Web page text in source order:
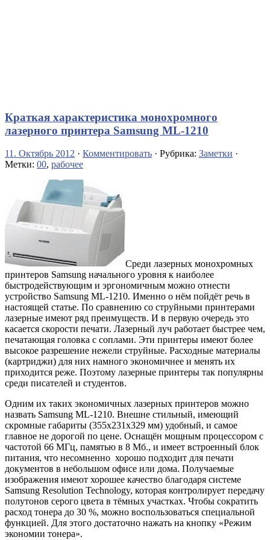
Краткая характеристика монохромного
лазерного принтера Samsung ML-1210
11. Октябрь 2012 · Комментировать · Рубрика: Заметки ·
Метки: 00, рабочее
Среди лазерных монохромных
принтеров Samsung начального уровня к наиболее
быстродействующим и эргономичным можно отнести
устройство Samsung ML-1210. Именно о нём пойдёт речь в
настоящей статье. По сравнению со струйными принтерами
лазерные имеют ряд преимуществ. И в первую очередь это
касается скорости печати. Лазерный луч работает быстрее чем,
печатающая головка с соплами. Эти принтеры имеют более
высокое разрешение нежели струйные. Расходные материалы
(картриджи) для них намного экономичнее и менять их
приходится реже. Поэтому лазерные принтеры так популярны
среди писателей и студентов.
Одним их таких экономичных лазерных принтеров можно
назвать Samsung ML-1210. Внешне стильный, имеющий
скромные габариты (355x231x329 мм) удобный, и самое
главное не дорогой по цене. Оснащён мощным процессором с
частотой 66 МГц, памятью в 8 Мб., и имеет встроенный блок
питания, что несомненно хорошо подходит для печати
документов в небольшом офисе или дома. Получаемые
изображения имеют хорошее качество благодаря системе
Samsung Resolution Technology, которая контролирует передачу
полутонов серого цвета в тёмных участках. Чтобы сократить
расход тонера до 30 %, можно воспользоваться специальной
функцией. Для этого достаточно нажать на кнопку «Режим
экономии тонера».